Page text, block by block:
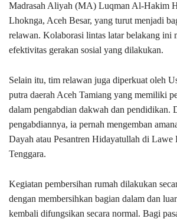
Madrasah Aliyah (MA) Luqman Al-Hakim
Lhoknga, Aceh Besar, yang turut menjadi
relawan. Kolaborasi lintas latar belakang ini
efektivitas gerakan sosial yang dilakukan.
Selain itu, tim relawan juga diperkuat oleh
putra daerah Aceh Tamiang yang memiliki
dalam pengabdian dakwah dan pendidikan.
pengabdiannya, ia pernah mengemban
Dayah atau Pesantren Hidayatullah di
Tenggara.
Kegiatan pembersihan rumah dilakukan
dengan membersihkan bagian dalam dan
kembali difungsikan secara normal. Bagi